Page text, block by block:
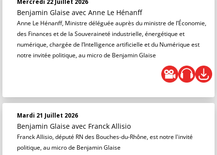
Mercredi 22 Juillet 2026
Benjamin Glaise avec Anne Le Hénanff
Anne Le Hénanff, Ministre déléguée auprès du ministre de l’Économie,
des Finances et de la Souveraineté industrielle, énergétique et
numérique, chargée de l’Intelligence artificielle et du Numérique est
notre invitée politique, au micro de Benjamin Glaise
Mardi 21 Juillet 2026
Benjamin Glaise avec Franck Allisio
Franck Allisio, député RN des Bouches-du-Rhône, est notre l'invité
politique, au micro de Benjamin Glaise